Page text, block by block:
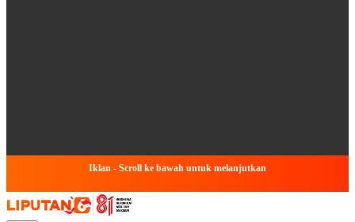
Iklan - Scroll ke bawah untuk melanjutkan